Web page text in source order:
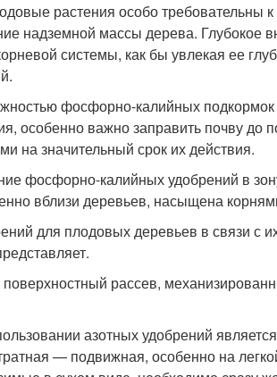
растения особо требовательны
надземной массы дерева.
системы, как бы увлекая ее
фосфорно-калийных
особенно важно заправить почву
на значительный срок их действия.
фосфорно-калийных удобрений в
вблизи деревьев, насыщена
для плодовых деревьев в связи с
рассев,
азотных удобрений
— подвижная, особенно на